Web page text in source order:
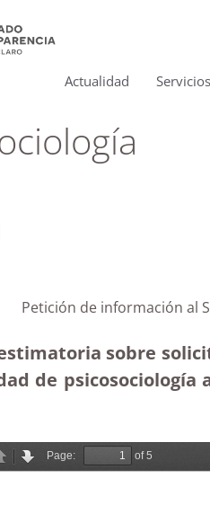
Actualidad Servicios
Petición de información al
sobre
de